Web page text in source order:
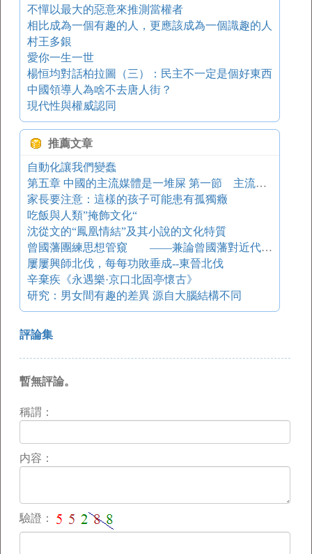
不憚以最大的惡意來推測當權者
相比成為一個有趣的人，更應該成為一個識趣的人
村王多銀
愛你一生一世
楊恒均對話柏拉圖（三）：民主不一定是個好東西
中國領導人為啥不去唐人街？
現代性與權威認同
推薦文章
自動化讓我們變蠢
第五章 中國的主流媒體是一堆屎 第一節 主流媒體的屬性
家長要注意：這樣的孩子可能患有孤獨癥
吃飯與人類”掩飾文化“
沈從文的“鳳凰情結”及其小說的文化特質
曾國藩團練思想管窺 ——兼論曾國藩對近代軍閥制度的影響
屢屢興師北伐，每每功敗垂成--東晉北伐
辛棄疾《永遇樂·京口北固亭懷古》
研究：男女間有趣的差異 源自大腦結構不同
評論集
暫無評論。
稱謂：
内容：
驗證：